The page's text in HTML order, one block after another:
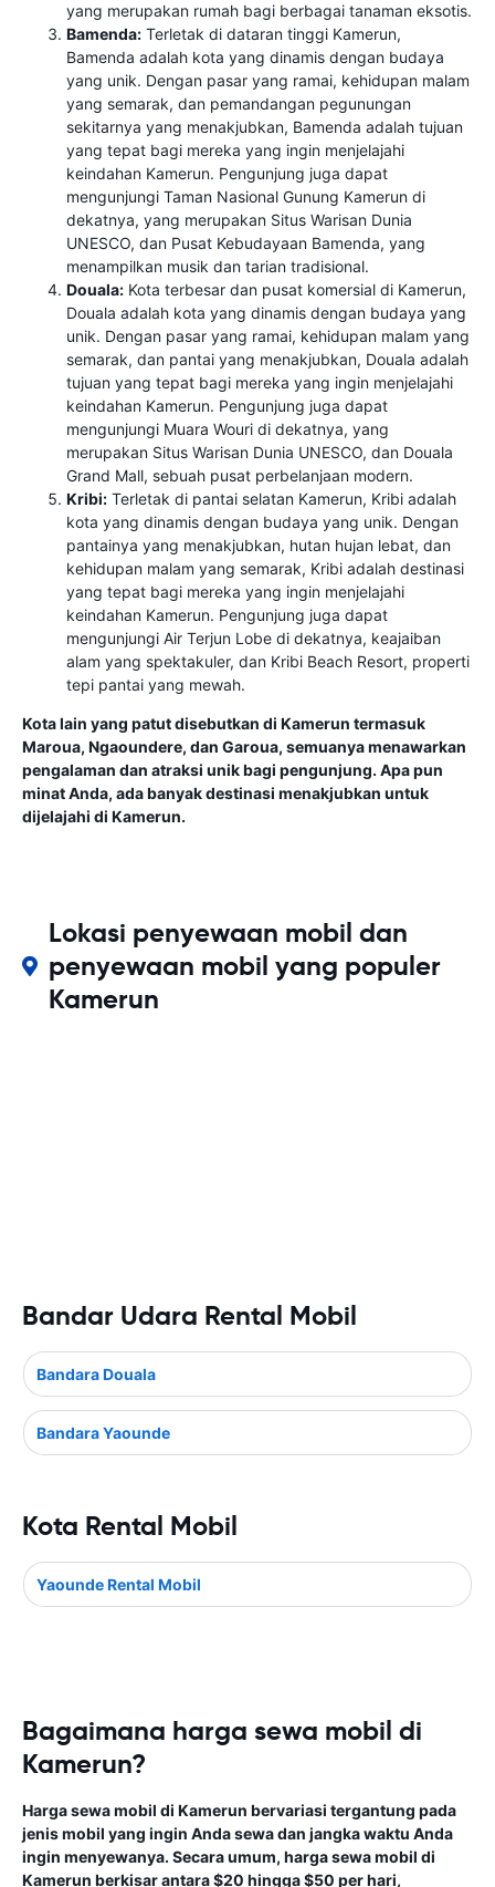
yang merupakan rumah bagi berbagai tanaman eksotis.
Bamenda: Terletak di dataran tinggi Kamerun,
Bamenda adalah kota yang dinamis dengan budaya
yang unik. Dengan pasar yang ramai, kehidupan malam
yang semarak, dan pemandangan pegunungan
sekitarnya yang menakjubkan, Bamenda adalah tujuan
yang tepat bagi mereka yang ingin menjelajahi
keindahan Kamerun. Pengunjung juga dapat
mengunjungi Taman Nasional Gunung Kamerun di
dekatnya, yang merupakan Situs Warisan Dunia
UNESCO, dan Pusat Kebudayaan Bamenda, yang
menampilkan musik dan tarian tradisional.
Douala: Kota terbesar dan pusat komersial di Kamerun,
Douala adalah kota yang dinamis dengan budaya yang
unik. Dengan pasar yang ramai, kehidupan malam yang
semarak, dan pantai yang menakjubkan, Douala adalah
tujuan yang tepat bagi mereka yang ingin menjelajahi
keindahan Kamerun. Pengunjung juga dapat
mengunjungi Muara Wouri di dekatnya, yang
merupakan Situs Warisan Dunia UNESCO, dan Douala
Grand Mall, sebuah pusat perbelanjaan modern.
Kribi: Terletak di pantai selatan Kamerun, Kribi adalah
kota yang dinamis dengan budaya yang unik. Dengan
pantainya yang menakjubkan, hutan hujan lebat, dan
kehidupan malam yang semarak, Kribi adalah destinasi
yang tepat bagi mereka yang ingin menjelajahi
keindahan Kamerun. Pengunjung juga dapat
mengunjungi Air Terjun Lobe di dekatnya, keajaiban
alam yang spektakuler, dan Kribi Beach Resort, properti
tepi pantai yang mewah.
Kota lain yang patut disebutkan di Kamerun termasuk
Maroua, Ngaoundere, dan Garoua, semuanya menawarkan
pengalaman dan atraksi unik bagi pengunjung. Apa pun
minat Anda, ada banyak destinasi menakjubkan untuk
dijelajahi di Kamerun.
Lokasi penyewaan mobil dan
penyewaan mobil yang populer
Kamerun
Bandar Udara Rental Mobil
Bandara Douala
Bandara Yaounde
Kota Rental Mobil
Yaounde Rental Mobil
Bagaimana harga sewa mobil di
Kamerun?
Harga sewa mobil di Kamerun bervariasi tergantung pada
jenis mobil yang ingin Anda sewa dan jangka waktu Anda
ingin menyewanya. Secara umum, harga sewa mobil di
Kamerun berkisar antara $20 hingga $50 per hari,